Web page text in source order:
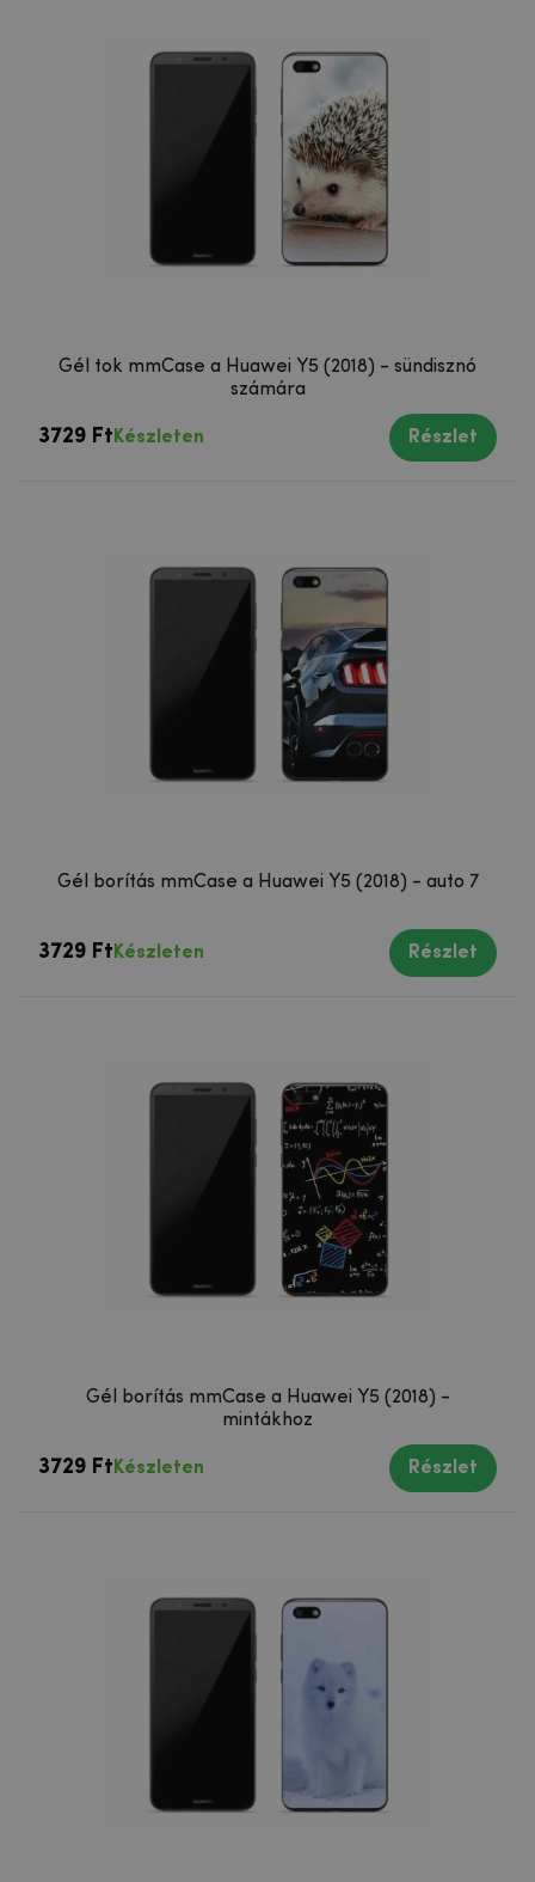
Gél tok mmCase a Huawei Y5 (2018) - sündisznó
számára
3729 Ft Készleten Részlet
Gél borítás mmCase a Huawei Y5 (2018) - auto 7
3729 Ft Készleten Részlet
Gél borítás mmCase a Huawei Y5 (2018) -
mintákhoz
3729 Ft Készleten Részlet